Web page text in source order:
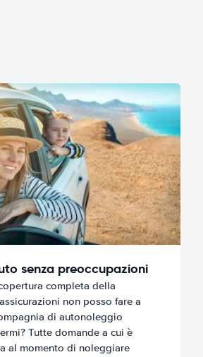
senza preoccupazioni
completa della
non posso fare a
di autonoleggio
Tutte domande a cui è
al momento di noleggiare